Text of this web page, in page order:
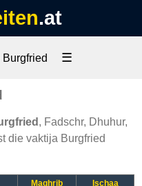
.at
Burgfried ☰
, Fadschr, Dhuhur,
die vaktija Burgfried
Maghrib
Ischaa